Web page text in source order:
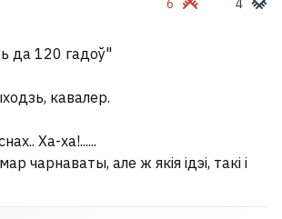
6 4
да 120 гадоў"
кавалер.
Ха-ха!......
чарнаваты, але ж якія ідэі, такі і